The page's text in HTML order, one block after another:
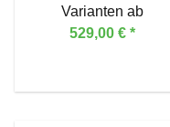
Varianten ab
529,00 € *